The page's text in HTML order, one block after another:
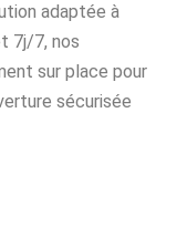
adaptée à
7j/7, nos
sur place pour
sécurisée